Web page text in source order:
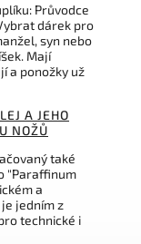
Průvodce
dárek pro
syn nebo
Mají
a ponožky už
A JEHO
NOŽŮ
také
"Paraffinum
a
jedním z
technické i